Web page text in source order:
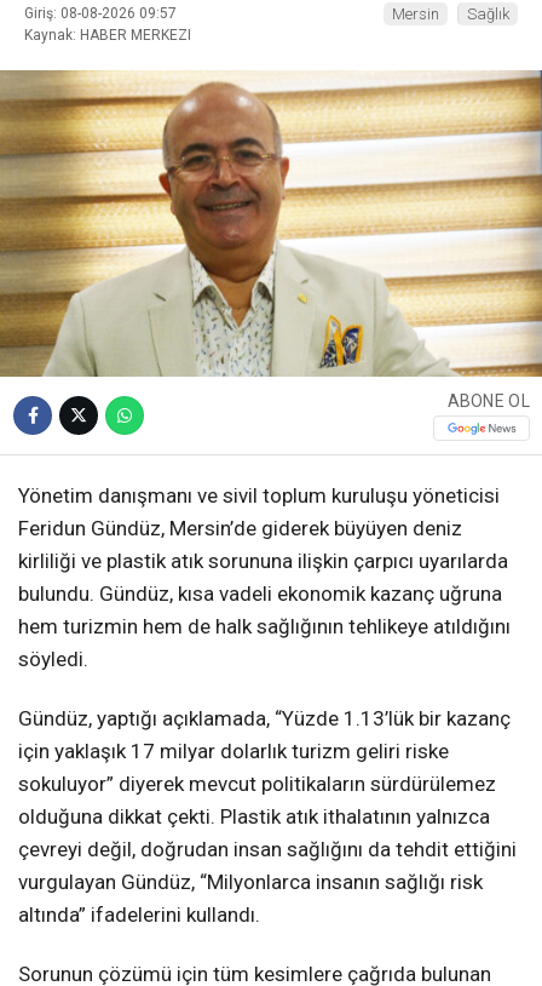
Giriş: 08-08-2026 09:57
Kaynak: HABER MERKEZI
Mersin Sağlık
ABONE OL
Yönetim danışmanı ve sivil toplum kuruluşu yöneticisi
Feridun Gündüz, Mersin’de giderek büyüyen deniz
kirliliği ve plastik atık sorununa ilişkin çarpıcı uyarılarda
bulundu. Gündüz, kısa vadeli ekonomik kazanç uğruna
hem turizmin hem de halk sağlığının tehlikeye atıldığını
söyledi.
Gündüz, yaptığı açıklamada, “Yüzde 1.13’lük bir kazanç
için yaklaşık 17 milyar dolarlık turizm geliri riske
sokuluyor” diyerek mevcut politikaların sürdürülemez
olduğuna dikkat çekti. Plastik atık ithalatının yalnızca
çevreyi değil, doğrudan insan sağlığını da tehdit ettiğini
vurgulayan Gündüz, “Milyonlarca insanın sağlığı risk
altında” ifadelerini kullandı.
Sorunun çözümü için tüm kesimlere çağrıda bulunan